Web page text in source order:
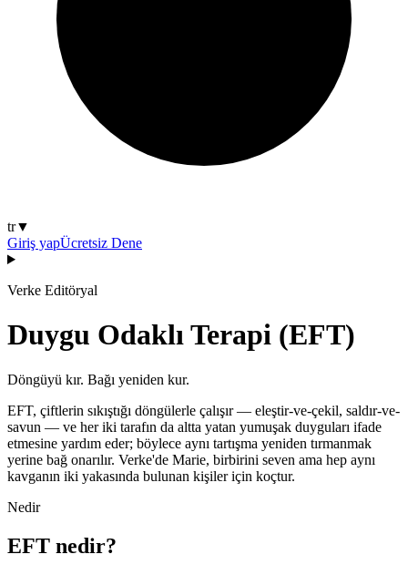
tr▼
Giriş yapÜcretsiz Dene
Verke Editöryal
Duygu Odaklı Terapi (EFT)
Döngüyü kır. Bağı yeniden kur.
EFT, çiftlerin sıkıştığı döngülerle çalışır — eleştir-ve-çekil, saldır-ve-
savun — ve her iki tarafın da altta yatan yumuşak duyguları ifade
etmesine yardım eder; böylece aynı tartışma yeniden tırmanmak
yerine bağ onarılır. Verke'de Marie, birbirini seven ama hep aynı
kavganın iki yakasında bulunan kişiler için koçtur.
Nedir
EFT nedir?